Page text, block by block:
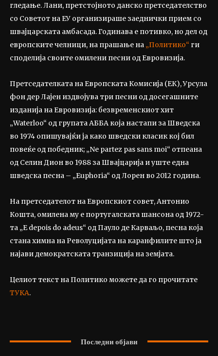
гледање. Лани, претстојното данско претседателство
со Советот на ЕУ организираше заеднички прием со
швајцарската амбасада. Годинава е потивко, но дел од
европските челници, на прашање на „Пoлитико“ ги
споделија своите омилени песни од Евровизија.
Претседателката на Европската Комисија (ЕК), Урсула
фон дер Лајен издвојува три песни од досегашните
изданија на Евровизија: безвременскиот хит
„Waterloo“ од групата АББА која настапи за Шведска
во 1974 опишувајќи ја како шведски класик кој бил
повеќе од победник; „Ne partez pas sans moi“ отпеана
од Селин Дион во 1988 за Швајцарија и уште една
шведска песна – „Euphoria“ од Лорен во 2012 година.
На претседателот на Европскиот совет, Антонио
Кошта, омилена му е португалската шансона од 1972-
та „E depois do adeus“ од Пауло де Карваљо, песна која
стана химна на Револуцијата на каранфилите што ја
најави демократската транзиција на земјата.
Целиот текст на Политико можете да го прочитате
ТУКА.
Последни објави